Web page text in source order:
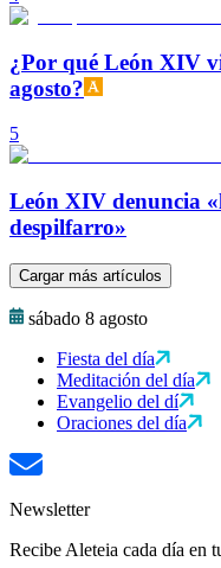
¿Por qué León XIV
agosto?
5
León XIV denuncia
despilfarro»
Cargar más artículos
sábado 8 agosto
Fiesta del día
Meditación del día
Evangelio del dí
Oraciones del día
Newsletter
Recibe Aleteia cada día en